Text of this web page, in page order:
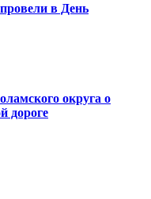
в День
округа о
дороге